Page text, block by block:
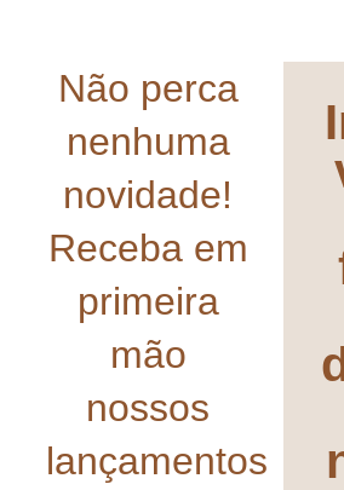
Não perca
nenhuma
novidade!
Receba em
primeira
mão
nossos
lançamentos